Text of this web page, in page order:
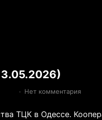
· Нет комментария
ТЦК в Одессе.